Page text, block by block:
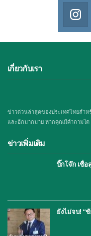
เกี่ยวกับเรา
ข่าวด่วนล่าสุดของประเทศไทยสำห
และอีกมากมาย หากคุณมีคำถามใด
ข่าวเพิ่มเติม
บิ๊กโจ๊ก เชื่อ
ยังไม่จบ! “